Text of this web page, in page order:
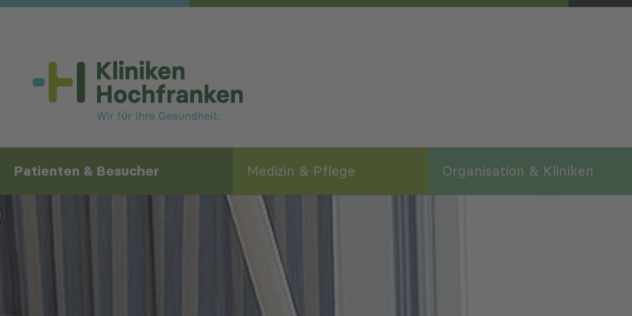
Skip to main content
Patienten & Besucher Medizin & Pflege Organisation & Kliniken